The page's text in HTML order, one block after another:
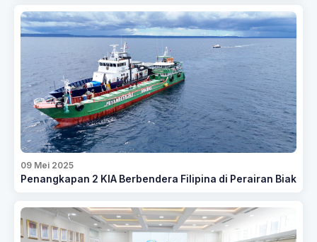
09 Mei 2025
Penangkapan 2 KIA Berbendera Filipina di Perairan Biak